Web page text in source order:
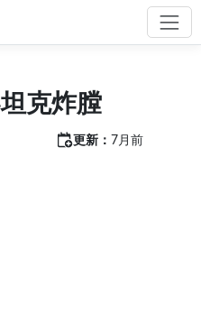
克炸膛
更新： 7月前